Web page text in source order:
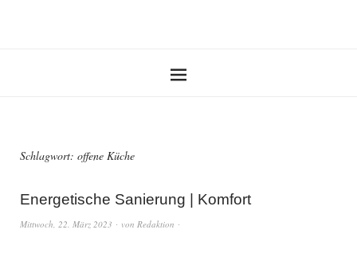
Schlagwort: offene Küche
Energetische Sanierung | Komfort
Mittwoch, 22. März 2023 von Redaktion